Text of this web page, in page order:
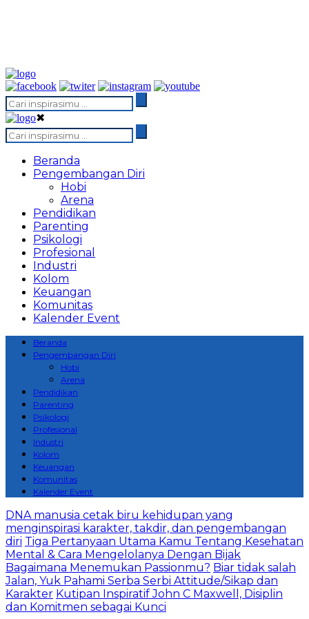
✖
Beranda
Pengembangan Diri
Hobi
Arena
Pendidikan
Parenting
Psikologi
Profesional
Industri
Kolom
Keuangan
Komunitas
Kalender Event
Beranda
Pengembangan Diri
Hobi
Arena
Pendidikan
Parenting
Psikologi
Profesional
Industri
Kolom
Keuangan
Komunitas
Kalender Event
DNA manusia cetak biru kehidupan yang
menginspirasi karakter, takdir, dan pengembangan
diri Tiga Pertanyaan Utama Kamu Tentang Kesehatan
Mental & Cara Mengelolanya Dengan Bijak
Bagaimana Menemukan Passionmu? Biar tidak salah
Jalan, Yuk Pahami Serba Serbi Attitude/Sikap dan
Karakter Kutipan Inspiratif John C Maxwell, Disiplin
dan Komitmen sebagai Kunci